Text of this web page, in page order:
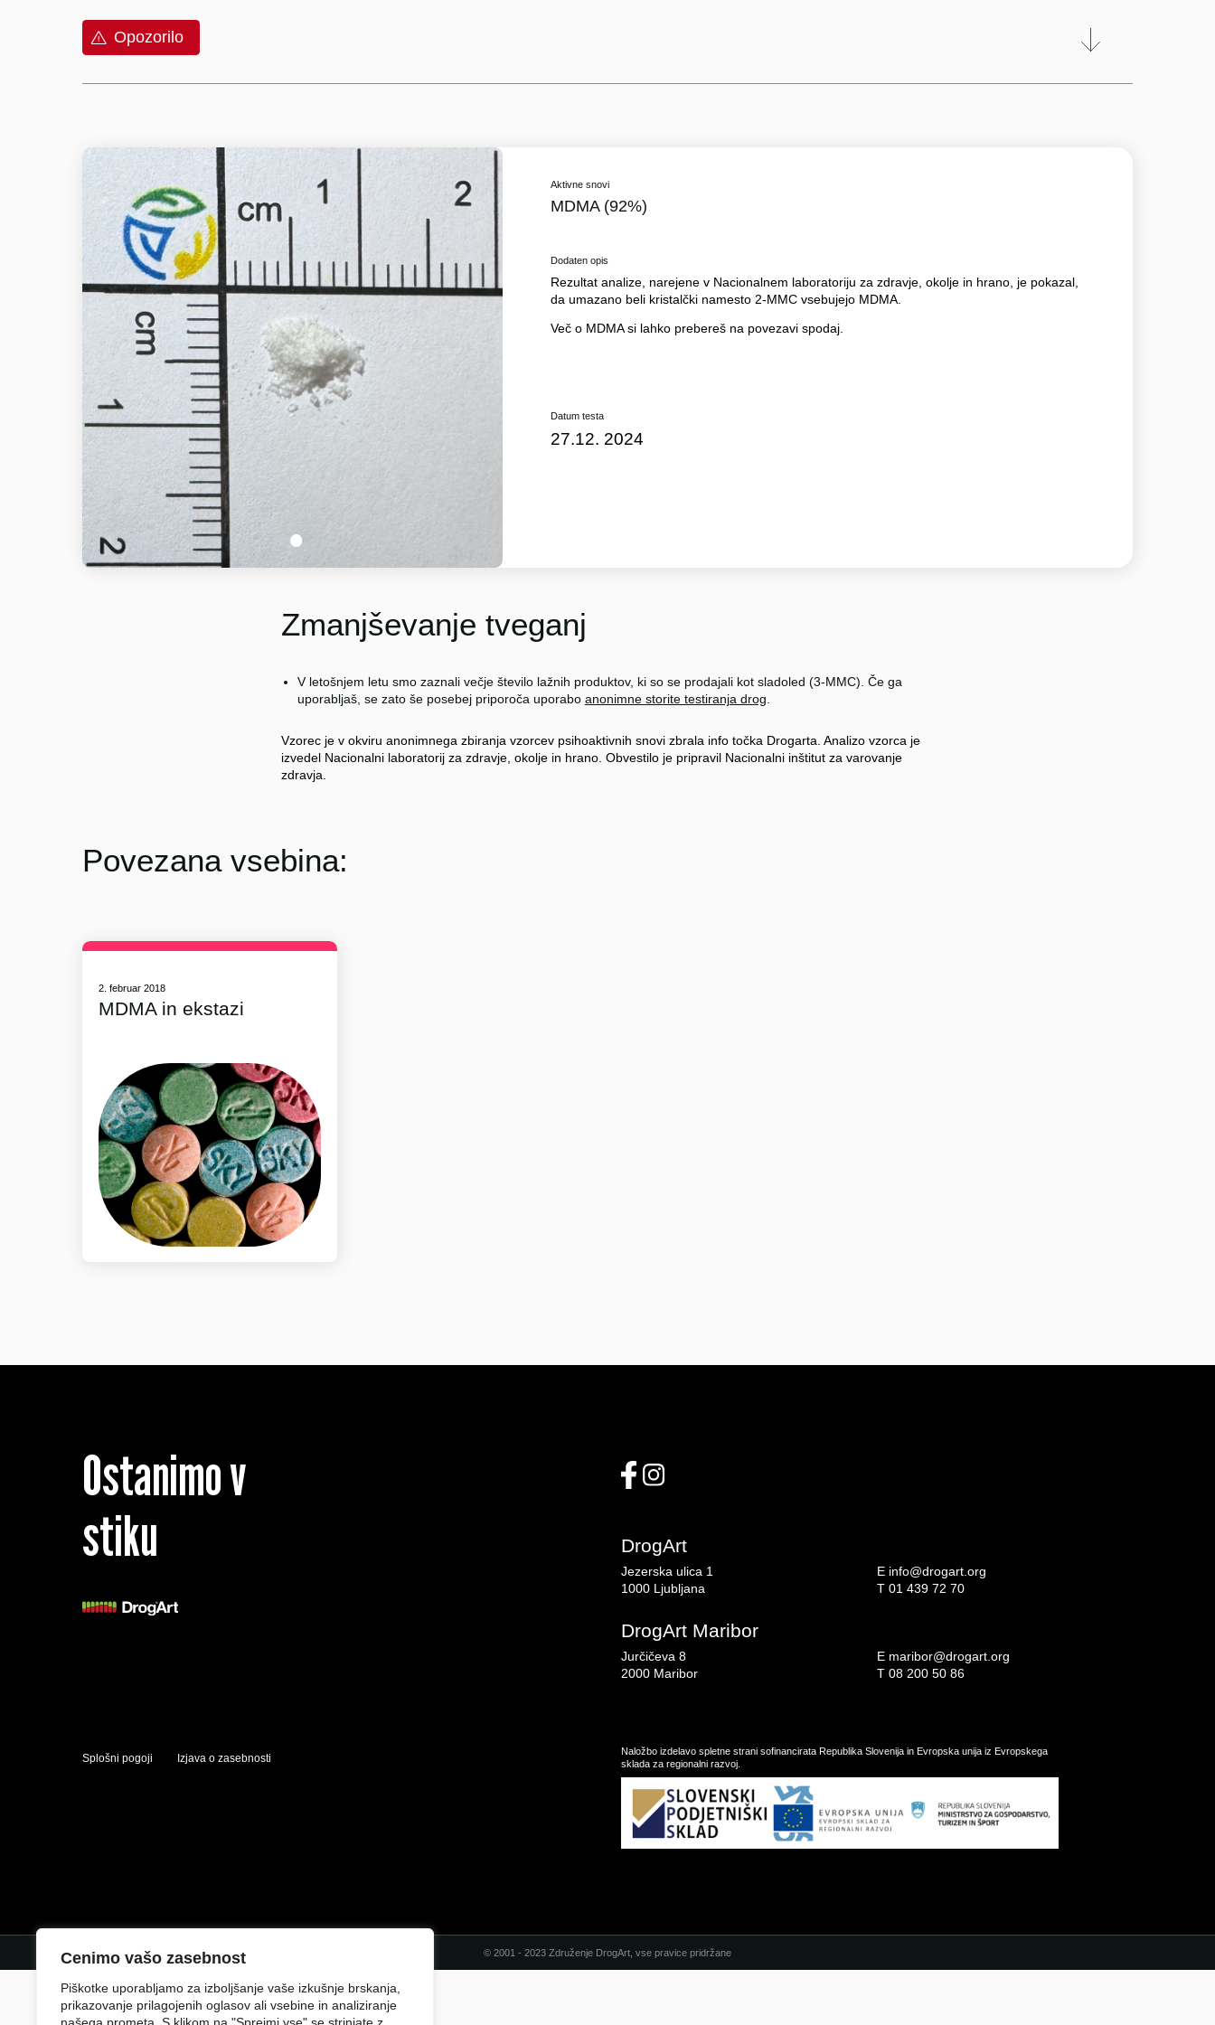
Cenimo vašo zasebnost
Piškotke uporabljamo za izboljšanje vaše izkušnje brskanja,
prikazovanje prilagojenih oglasov ali vsebine in analiziranje
Opozorilo
1
Aktivne snovi
MDMA (92%)
Dodaten opis
Rezultat analize, narejene v Nacionalnem laboratoriju za zdravje, okolje in hrano, je pokazal,
da umazano beli kristalčki namesto 2-MMC vsebujejo MDMA.
Več o MDMA si lahko prebereš na povezavi spodaj.
Datum testa
27.12. 2024
Zmanjševanje tveganj
V letošnjem letu smo zaznali večje število lažnih produktov, ki so se prodajali kot sladoled (3-MMC). Če ga
uporabljaš, se zato še posebej priporoča uporabo anonimne storite testiranja drog.
Vzorec je v okviru anonimnega zbiranja vzorcev psihoaktivnih snovi zbrala info točka Drogarta. Analizo vzorca je
izvedel Nacionalni laboratorij za zdravje, okolje in hrano. Obvestilo je pripravil Nacionalni inštitut za varovanje
zdravja.
Povezana vsebina:
2. februar 2018
MDMA in ekstazi
Ostanimo v
stiku
DrogArt
Jezerska ulica 1
1000 Ljubljana
E info@drogart.org
T 01 439 72 70
DrogArt Maribor
Jurčičeva 8
2000 Maribor
E maribor@drogart.org
T 08 200 50 86
Splošni pogoji Izjava o zasebnosti
Naložbo izdelavo spletne strani sofinancirata Republika Slovenija in Evropska unija iz Evropskega
sklada za regionalni razvoj.
© 2001 - 2023 Združenje DrogArt, vse pravice pridržane